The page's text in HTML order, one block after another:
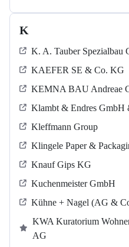
K
K. A. Tauber Spezialbau
KAEFER SE & Co. KG
KEMNA BAU Andreae
Klambt & Endres GmbH
Kleffmann Group
Klingele Paper &
Knauf Gips KG
Kuchenmeister GmbH
Kühne + Nagel (AG &
KWA Kuratorium
AG